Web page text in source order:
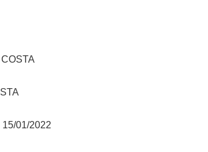
15/01/2022